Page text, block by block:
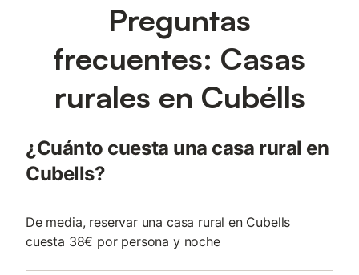
Preguntas
frecuentes: Casas
rurales en Cubélls
¿Cuánto cuesta una casa rural en
Cubells?
De media, reservar una casa rural en Cubells
cuesta 38€ por persona y noche